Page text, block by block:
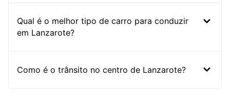
Qual é o melhor tipo de carro para conduzir
em Lanzarote?
Como é o trânsito no centro de Lanzarote?